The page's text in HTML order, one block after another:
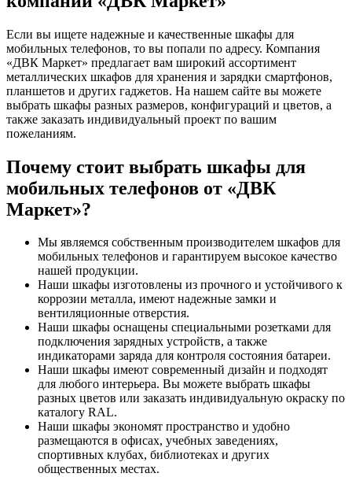
Если вы ищете надежные и качественные шкафы для
мобильных телефонов, то вы попали по адресу. Компания
«ДВК Маркет» предлагает вам широкий ассортимент
металлических шкафов для хранения и зарядки смартфонов,
планшетов и других гаджетов. На нашем сайте вы можете
выбрать шкафы разных размеров, конфигураций и цветов, а
также заказать индивидуальный проект по вашим
пожеланиям.
Почему стоит выбрать шкафы для
мобильных телефонов от «ДВК
Маркет»?
Мы являемся собственным производителем шкафов для
мобильных телефонов и гарантируем высокое качество
нашей продукции.
Наши шкафы изготовлены из прочного и устойчивого к
коррозии металла, имеют надежные замки и
вентиляционные отверстия.
Наши шкафы оснащены специальными розетками для
подключения зарядных устройств, а также
индикаторами заряда для контроля состояния батареи.
Наши шкафы имеют современный дизайн и подходят
для любого интерьера. Вы можете выбрать шкафы
разных цветов или заказать индивидуальную окраску по
каталогу RAL.
Наши шкафы экономят пространство и удобно
размещаются в офисах, учебных заведениях,
спортивных клубах, библиотеках и других
общественных местах.